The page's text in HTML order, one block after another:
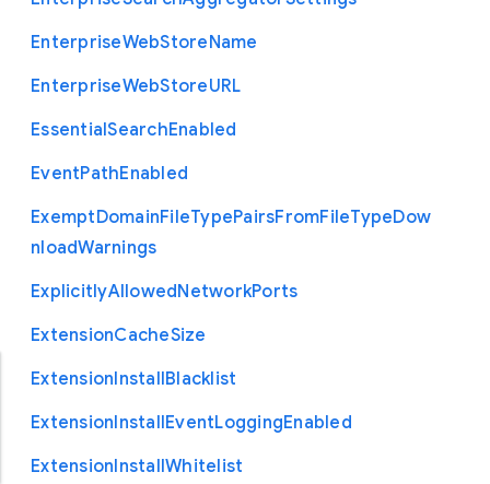
EnterpriseWebStoreName
EnterpriseWebStoreURL
EssentialSearchEnabled
EventPathEnabled
ExemptDomainFileTypePairsFromFileTypeDow
nloadWarnings
ExplicitlyAllowedNetworkPorts
ExtensionCacheSize
ExtensionInstallBlacklist
ExtensionInstallEventLoggingEnabled
ExtensionInstallWhitelist